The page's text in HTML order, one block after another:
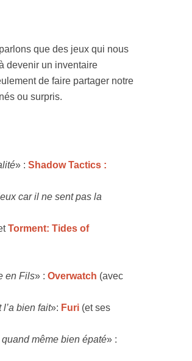
que des jeux qui nous
devenir un inventaire
de faire partager notre
ou surpris.
» : Shadow Tactics :
car il ne sent pas la
Torment: Tides of
en Fils» : Overwatch (avec
bien fait»: Furi (et ses
quand même bien épaté» :